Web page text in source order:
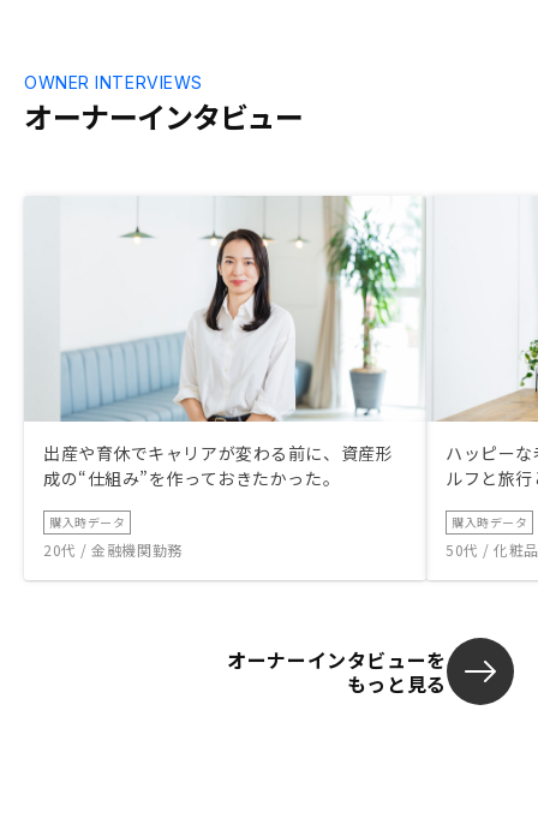
オーナーインタビュー
OWNER INTERVIEWS
出産や育休でキャリアが変わる前に、資産形
成の“仕組み”を作っておきたかった。
購入時データ
20代 / 金融機関勤務
ハッピー
ルフと旅
購入時データ
50代 / 化粧
オーナーインタビューを
もっと見る